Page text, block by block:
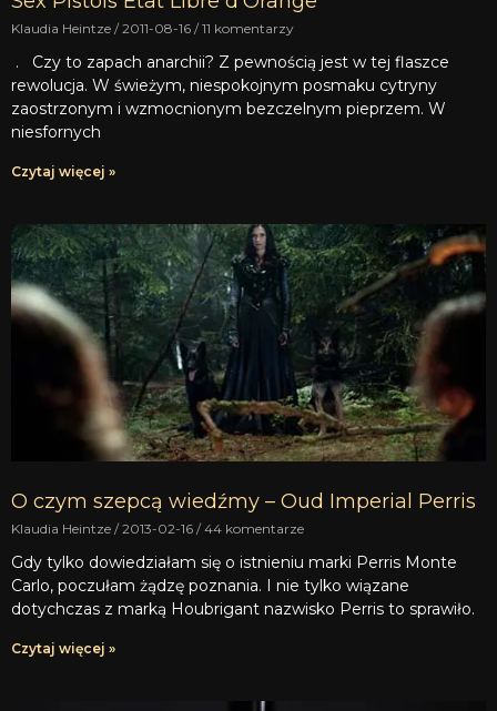
Klaudia Heintze 2011-08-16 11 komentarzy
. Czy to zapach anarchii? Z pewnością jest w tej flaszce
rewolucja. W świeżym, niespokojnym posmaku cytryny
zaostrzonym i wzmocnionym bezczelnym pieprzem. W
niesfornych
Czytaj więcej »
O czym szepcą wiedźmy – Oud Imperial Perris
Klaudia Heintze 2013-02-16 44 komentarze
Gdy tylko dowiedziałam się o istnieniu marki Perris Monte
Carlo, poczułam żądzę poznania. I nie tylko wiązane
dotychczas z marką Houbrigant nazwisko Perris to sprawiło.
Czytaj więcej »